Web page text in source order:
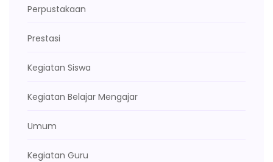
Perpustakaan
Prestasi
Kegiatan Siswa
Kegiatan Belajar Mengajar
Umum
Kegiatan Guru